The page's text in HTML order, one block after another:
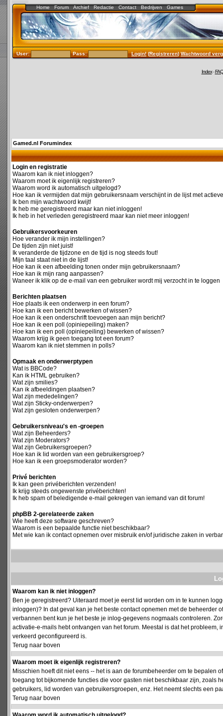
Home Forum Archief Redactie Contact Bedrijven Games
User: Pass: Login!(Registreren)Wachtwoord
Index-FAQ
Gamed.nl Forumindex
Login en registratie
Waarom kan ik niet inloggen?
Waarom moet ik eigenlijk registreren?
Waarom word ik automatisch uitgelogd?
Hoe kan ik vermijden dat mijn gebruikersnaam verschijnt in de lijst met
Ik ben mijn wachtwoord kwijt!
Ik heb me geregistreerd maar kan niet inloggen!
Ik heb in het verleden geregistreerd maar kan niet meer inloggen!
Gebruikersvoorkeuren
Hoe verander ik mijn instellingen?
De tijden zijn niet juist!
Ik veranderde de tijdzone en de tijd is nog steeds fout!
Mijn taal staat niet in de lijst!
Hoe kan ik een afbeelding tonen onder mijn gebruikersnaam?
Hoe kan ik mijn rang aanpassen?
Waneer ik klik op de e-mail van een gebruiker wordt mij verzocht in te loggen
Berichten plaatsen
Hoe plaats ik een onderwerp in een forum?
Hoe kan ik een bericht bewerken of wissen?
Hoe kan ik een onderschrift toevoegen aan mijn bericht?
Hoe kan ik een poll (opiniepeiling) maken?
Hoe kan ik een poll (opiniepeiling) bewerken of wissen?
Waarom krijg ik geen toegang tot een forum?
Waarom kan ik niet stemmen in polls?
Opmaak en onderwerptypen
Wat is BBCode?
Kan ik HTML gebruiken?
Wat zijn smilies?
Kan ik afbeeldingen plaatsen?
Wat zijn mededelingen?
Wat zijn Sticky-onderwerpen?
Wat zijn gesloten onderwerpen?
Gebruikersniveau's en -groepen
Wat zijn Beheerders?
Wat zijn Moderators?
Wat zijn Gebruikersgroepen?
Hoe kan ik lid worden van een gebruikersgroep?
Hoe kan ik een groepsmoderator worden?
Privé berichten
Ik kan geen privéberichten verzenden!
Ik krijg steeds ongewenste privéberichten!
Ik heb spam of beledigende e-mail gekregen van iemand van dit forum!
phpBB 2-gerelateerde zaken
Wie heeft deze software geschreven?
Waarom is een bepaalde functie niet beschikbaar?
Met wie kan ik contact opnemen over misbruik en/of juridische zaken in
Waarom kan ik niet inloggen?
Ben je geregistreerd? Uiteraard moet je eerst lid worden om in te kunnen
inloggen)? In dat geval kan je het beste contact opnemen met de beheerder
verbannen bent kun je het beste je inlog-gegevens nogmaals controleren.
activatie-e-mails hebt ontvangen van het forum. Meestal is dat het
verkeerd geconfigureerd is.
Terug naar boven
Waarom moet ik eigenlijk registreren?
Misschien hoeft dit niet eens -- het is aan de forumbeheerder om te bepalen
toegang tot bijkomende functies die voor gasten niet beschikbaar zijn,
gebruikers, lid worden van gebruikersgroepen, enz. Het neemt slechts een
Terug naar boven